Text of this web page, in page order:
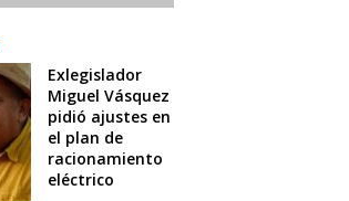
Exlegislador
Miguel Vásquez
pidió ajustes en
el plan de
racionamiento
eléctrico